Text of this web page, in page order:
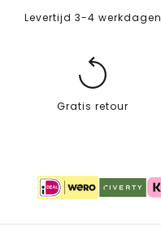
Levertijd 3-4 werkdagen
Gratis retour